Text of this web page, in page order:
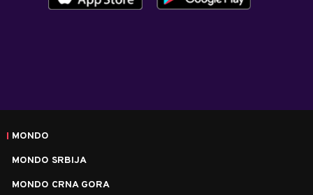
MONDO
MONDO SRBIJA
MONDO CRNA GORA